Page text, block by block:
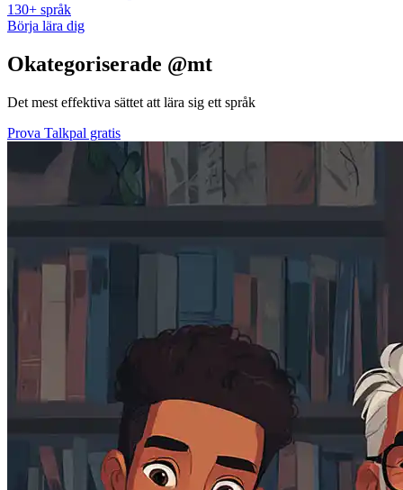
130+ språk
Börja lära dig
Okategoriserade @mt
Det mest effektiva sättet att lära sig ett språk
Prova Talkpal gratis